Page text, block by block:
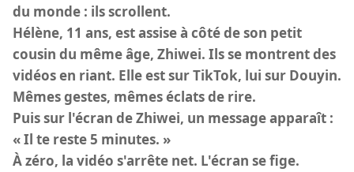
du monde : ils scrollent.
Hélène, 11 ans, est assise à côté de son petit
cousin du même âge, Zhiwei. Ils se montrent des
vidéos en riant. Elle est sur TikTok, lui sur Douyin.
Mêmes gestes, mêmes éclats de rire.
Puis sur l'écran de Zhiwei, un message apparaît :
« Il te reste 5 minutes. »
À zéro, la vidéo s'arrête net. L'écran se fige.